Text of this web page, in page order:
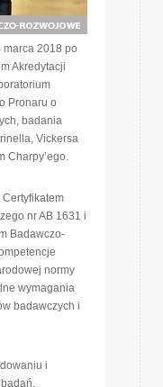
marca 2018 po
Akredytacji
Pronaru o
badania
Vickersa
Charpy’ego.
Certyfikatem
nr AB 1631 i
Badawczo-
normy
wymagania
badawczych i
i